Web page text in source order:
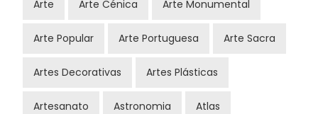
Arte Arte Cénica Arte Monumental
Arte Popular Arte Portuguesa Arte Sacra
Artes Decorativas Artes Plásticas
Artesanato Astronomia Atlas